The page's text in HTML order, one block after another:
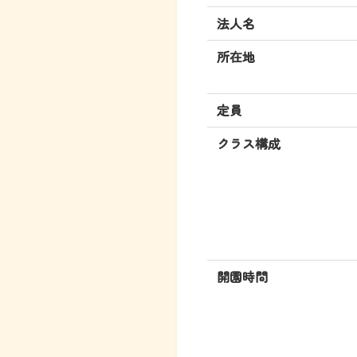
法人名
所在地
定員
クラス構成
開園時間